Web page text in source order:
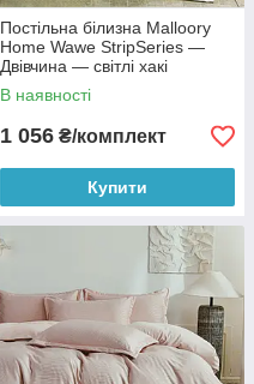
Постільна білизна Malloory
Home Wawe StripSeries —
Двівчина — світлі хакі
В наявності
1 056 ₴/комплект
Купити